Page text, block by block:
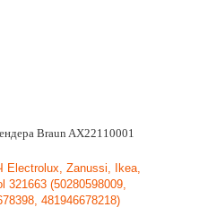
Braun AX22110001